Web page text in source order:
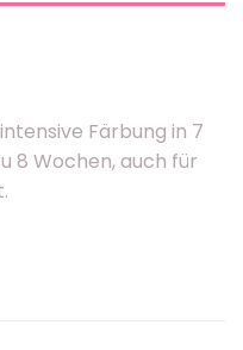
Färbung in 7
8 Wochen, auch für